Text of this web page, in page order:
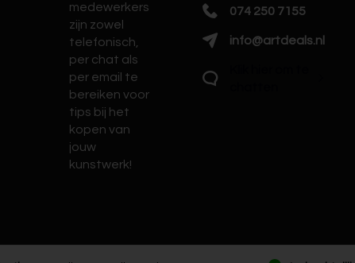
medewerkers
zijn zowel
telefonisch,
per chat als
per email te
bereiken voor
tips bij het
kopen van
jouw
kunstwerk!
074 250 7155
info@artdeals.nl